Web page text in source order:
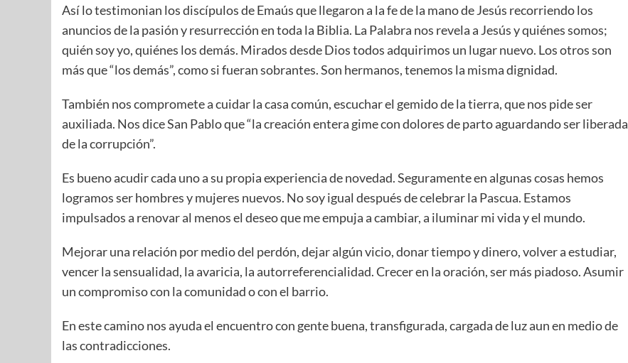
Así lo testimonian los discípulos de Emaús que llegaron a la fe de la mano de Jesús recorriendo los
anuncios de la pasión y resurrección en toda la Biblia. La Palabra nos revela a Jesús y quiénes somos;
quién soy yo, quiénes los demás. Mirados desde Dios todos adquirimos un lugar nuevo. Los otros son
más que “los demás”, como si fueran sobrantes. Son hermanos, tenemos la misma dignidad.
También nos compromete a cuidar la casa común, escuchar el gemido de la tierra, que nos pide ser
auxiliada. Nos dice San Pablo que “la creación entera gime con dolores de parto aguardando ser liberada
de la corrupción”.
Es bueno acudir cada uno a su propia experiencia de novedad. Seguramente en algunas cosas hemos
logramos ser hombres y mujeres nuevos. No soy igual después de celebrar la Pascua. Estamos
impulsados a renovar al menos el deseo que me empuja a cambiar, a iluminar mi vida y el mundo.
Mejorar una relación por medio del perdón, dejar algún vicio, donar tiempo y dinero, volver a estudiar,
vencer la sensualidad, la avaricia, la autorreferencialidad. Crecer en la oración, ser más piadoso. Asumir
un compromiso con la comunidad o con el barrio.
En este camino nos ayuda el encuentro con gente buena, transfigurada, cargada de luz aun en medio de
las contradicciones.